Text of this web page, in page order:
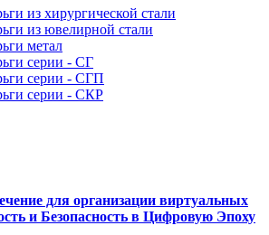
из хирургической стали
из ювелирной стали
метал
серии - СГ
серии - СГП
серии - СКР
для организации виртуальных
и Безопасность в Цифровую Эпоху